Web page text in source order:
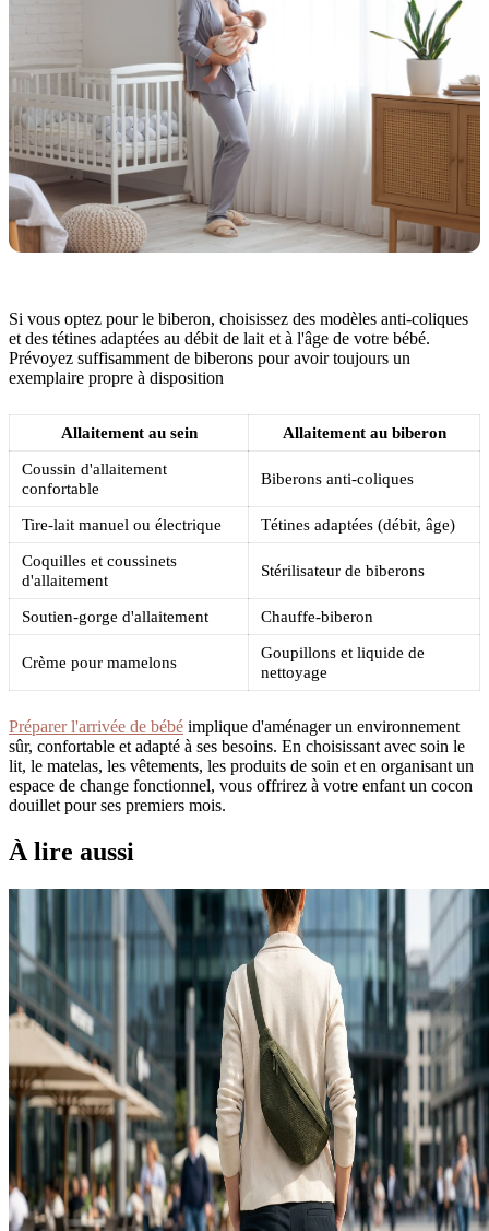
Si vous optez pour le biberon, choisissez des modèles anti-coliques
et des tétines adaptées au débit de lait et à l'âge de votre bébé.
Prévoyez suffisamment de biberons pour avoir toujours un
exemplaire propre à disposition
Allaitement au sein
Allaitement au biberon
Coussin d'allaitement
confortable
Biberons anti-coliques
Tire-lait manuel ou électrique
Tétines adaptées (débit, âge)
Coquilles et coussinets
d'allaitement
Stérilisateur de biberons
Soutien-gorge d'allaitement Chauffe-biberon
Crème pour mamelons
Goupillons et liquide de
nettoyage
Préparer l'arrivée de bébé implique d'aménager un environnement
sûr, confortable et adapté à ses besoins. En choisissant avec soin le
lit, le matelas, les vêtements, les produits de soin et en organisant un
espace de change fonctionnel, vous offrirez à votre enfant un cocon
douillet pour ses premiers mois.
À lire aussi